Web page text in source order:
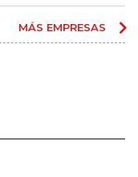
MÁS EMPRESAS